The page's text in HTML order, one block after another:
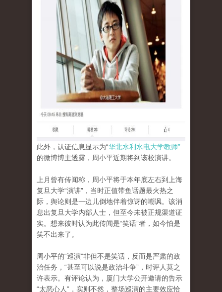
此外，认证信息显示为“华北水利水电大学教师”
的微博博主透露，周小平近期将到该校演讲。
上月曾有传闻称，周小平将于本年底左右到上海
复旦大学“演讲”，当时正值带鱼话题最火热之
际，舆论则是一边儿倒地伴着惊讶的嘲讽。该消
息出复旦大学内部人士，但至今未被正规渠道证
实。想来彼时认为此传闻是“笑话”者，如今怕是
笑不出来了。
周小平的“巡演”非但不是笑话，反而是严肃的政
治任务，“甚至可以说是政治斗争”，时评人莫之
许表示。有评论认为，厦门大学公开邀请的告示
“太恶心人”，实则不然，整场巡演的主要效应恰